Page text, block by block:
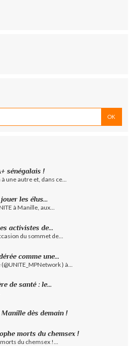
sénégalais !
une autre et, dans ce...
les élus...
à Manille, aux...
activistes de...
du sommet de...
comme une...
) à...
de santé : le...
dès demain !
morts du chemsex !
du chemsex !...